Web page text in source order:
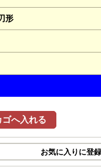
形
ゴへ入れる
お気に入りに登録